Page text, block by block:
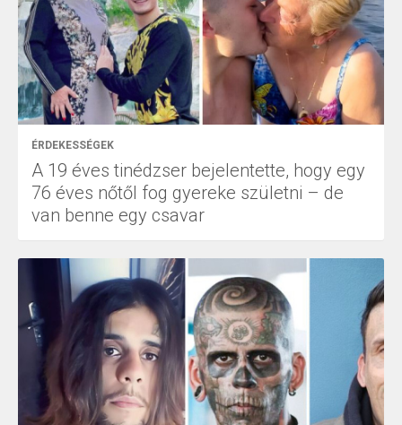
ÉRDEKESSÉGEK
A 19 éves tinédzser bejelentette, hogy egy
76 éves nőtől fog gyereke születni – de
van benne egy csavar